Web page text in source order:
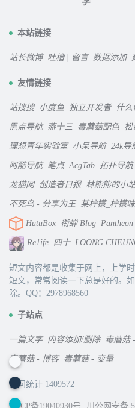
本站链接
站长微博 吐槽 | 留言 数据添加
友情链接
站搜搜 小度鱼 独立开发者 什么
黑点导航 燕十三 毒蘑菇配色 松
理想青年实验室 小呆导航 24k导
阿酷导航 笔点 AcgTab 拓扑导航
龙猫网 创造者日报 林熊熊的小
不死鸟 - 分享为王 某柠檬_柠檬
HutuBox 衔蝉 Blog Pantheon
Re1ife 四十 LOONG
短文内容都是收集于网上，上学
短文，常常阅读一下总是好的。
除。QQ：2978968560
子站点
一篇文字 内容添加/删除 毒蘑菇
毒蘑菇 - 博客 毒蘑菇 - 变量
访问统计 1409572
蜀ICP备19040930号 川公网安备